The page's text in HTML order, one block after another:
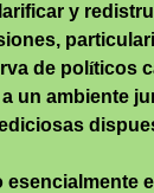
y
de pol íticos
un ambiente
esencialmente